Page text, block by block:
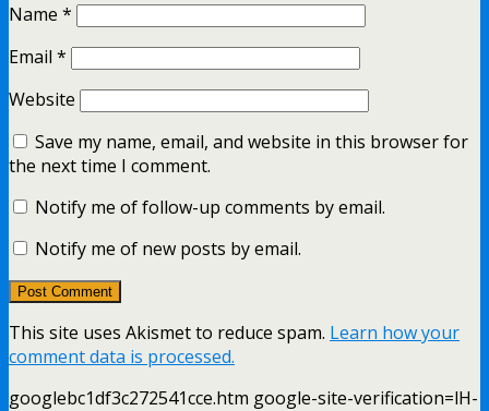
Name *
Email *
Website
Save my name, email, and website in this browser for
the next time I comment.
Notify me of follow-up comments by email.
Notify me of new posts by email.
This site uses Akismet to reduce spam. Learn how your
comment data is processed.
googlebc1df3c272541cce.htm google-site-verification=lH-